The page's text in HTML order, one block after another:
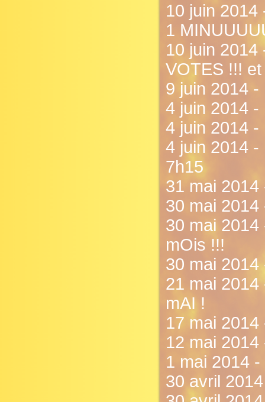
10 juin
1
10 juin 2014
VOTES !!!
9 juin 2014 -
4 juin 2014 -
4 juin 2014 -
4 juin 2014
7h15
31 mai 2014
30 mai 2014
30 mai
mOis !!!
30 mai
21 mai
mAI !
17 mai
12 mai
1 mai 2014
30 avril